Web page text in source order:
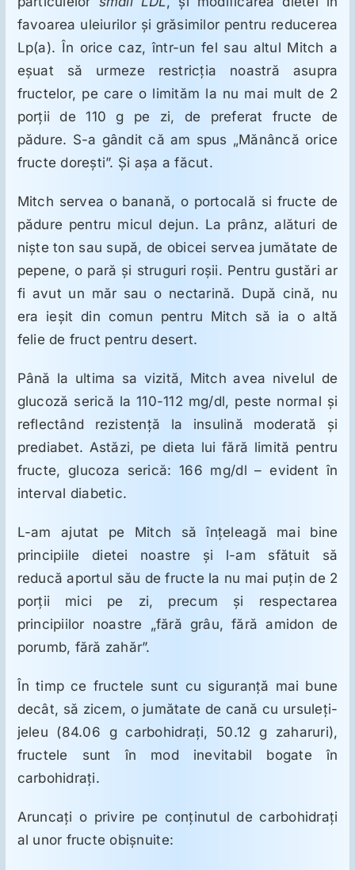
ORL
Oncologie
Toxicologie
Psihoterapie
Antropologie
Proză utilă
favoarea uleiurilor şi grăsimilor pentru reducerea
Lp(a). În orice caz, într-un fel sau altul Mitch a
eşuat să urmeze restricţia noastră asupra
fructelor, pe care o limităm la nu mai mult de 2
porţii de 110 g pe zi, de preferat fructe de
pădure. S-a gândit că am spus „Mănâncă orice
fructe doreşti”. Şi aşa a făcut.
Mitch servea o banană, o portocală si fructe de
pădure pentru micul dejun. La prânz, alături de
nişte ton sau supă, de obicei servea jumătate de
pepene, o pară şi struguri roşii. Pentru gustări ar
fi avut un măr sau o nectarină. După cină, nu
era ieşit din comun pentru Mitch să ia o altă
felie de fruct pentru desert.
Până la ultima sa vizită, Mitch avea nivelul de
glucoză serică la 110-112 mg/dl, peste normal şi
reflectând rezistenţă la insulină moderată şi
prediabet. Astăzi, pe dieta lui fără limită pentru
fructe, glucoza serică: 166 mg/dl – evident în
interval diabetic.
L-am ajutat pe Mitch să înţeleagă mai bine
principiile dietei noastre şi l-am sfătuit să
reducă aportul său de fructe la nu mai puţin de 2
porţii mici pe zi, precum şi respectarea
principiilor noastre „fără grâu, fără amidon de
porumb, fără zahăr”.
În timp ce fructele sunt cu siguranţă mai bune
decât, să zicem, o jumătate de cană cu ursuleţi-
jeleu (84.06 g carbohidraţi, 50.12 g zaharuri),
fructele sunt în mod inevitabil bogate în
carbohidraţi.
Aruncaţi o privire pe conţinutul de carbohidraţi
al unor fructe obişnuite: